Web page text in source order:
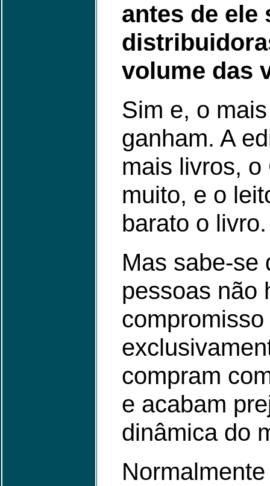
antes de ele
volume das
Sim e, o
ganham. A
mais livros,
muito, e o
barato o livro.
Mas sabe-se
pessoas não
compram
e acabam
dinâmica do